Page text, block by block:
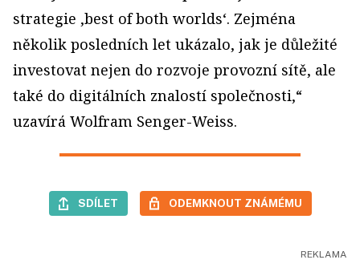
strategie ‚best of both worlds‘. Zejména
několik posledních let ukázalo, jak je důležité
investovat nejen do rozvoje provozní sítě, ale
také do digitálních znalostí společnosti,“
uzavírá Wolfram Senger-Weiss.
SDÍLET ODEMKNOUT ZNÁMÉMU